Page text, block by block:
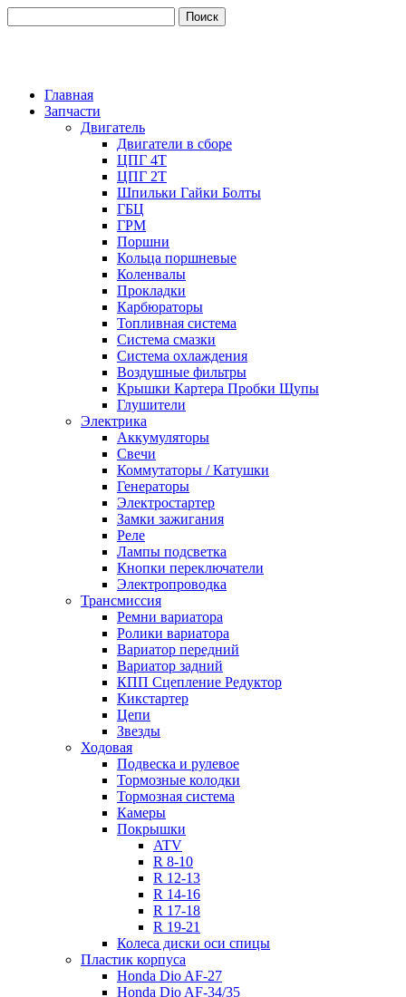
Главная
Запчасти
Двигатель
Двигатели в сборе
ЦПГ 4Т
ЦПГ 2Т
Шпильки Гайки Болты
ГБЦ
ГРМ
Поршни
Кольца поршневые
Коленвалы
Прокладки
Карбюраторы
Топливная система
Система смазки
Система охлаждения
Воздушные фильтры
Крышки Картера Пробки Щупы
Глушители
Электрика
Аккумуляторы
Свечи
Коммутаторы / Катушки
Генераторы
Электростартер
Замки зажигания
Реле
Лампы подсветка
Кнопки переключатели
Электропроводка
Трансмиссия
Ремни вариатора
Ролики вариатора
Вариатор передний
Вариатор задний
КПП Сцепление Редуктор
Кикстартер
Цепи
Звезды
Ходовая
Подвеска и рулевое
Тормозные колодки
Тормозная система
Камеры
Покрышки
ATV
R 8-10
R 12-13
R 14-16
R 17-18
R 19-21
Колеса диски оси спицы
Пластик корпуса
Honda Dio AF-27
Honda Dio AF-34/35